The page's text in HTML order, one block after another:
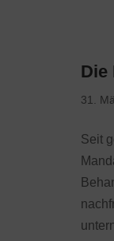
Die
31.
Seit